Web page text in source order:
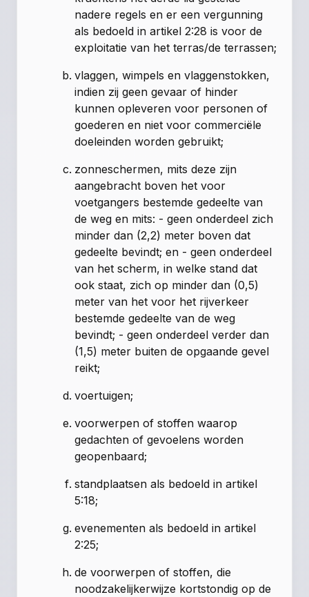
nadere regels en er een vergunning
als bedoeld in artikel 2:28 is voor de
exploitatie van het terras/de terrassen;
vlaggen, wimpels en vlaggenstokken,
indien zij geen gevaar of hinder
kunnen opleveren voor personen of
goederen en niet voor commerciële
doeleinden worden gebruikt;
zonneschermen, mits deze zijn
aangebracht boven het voor
voetgangers bestemde gedeelte van
de weg en mits: - geen onderdeel zich
minder dan (2,2) meter boven dat
gedeelte bevindt; en - geen onderdeel
van het scherm, in welke stand dat
ook staat, zich op minder dan (0,5)
meter van het voor het rijverkeer
bestemde gedeelte van de weg
bevindt; - geen onderdeel verder dan
(1,5) meter buiten de opgaande gevel
reikt;
voertuigen;
voorwerpen of stoffen waarop
gedachten of gevoelens worden
geopenbaard;
standplaatsen als bedoeld in artikel
5:18;
evenementen als bedoeld in artikel
2:25;
de voorwerpen of stoffen, die
noodzakelijkerwijze kortstondig op de